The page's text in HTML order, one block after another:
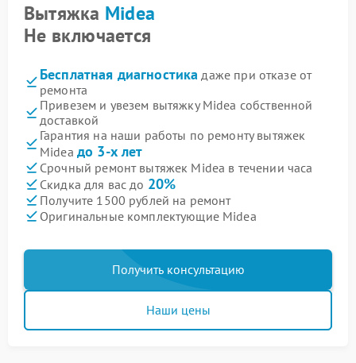
Вытяжка Midea
Не включается
Бесплатная диагностика даже при отказе от
ремонта
Привезем и увезем вытяжку Midea собственной
доставкой
Гарантия на наши работы по ремонту вытяжек
Midea до 3-х лет
Срочный ремонт вытяжек Midea в течении часа
Скидка для вас до 20%
Получите 1500 рублей на ремонт
Оригинальные комплектующие Midea
Получить консультацию
Наши цены